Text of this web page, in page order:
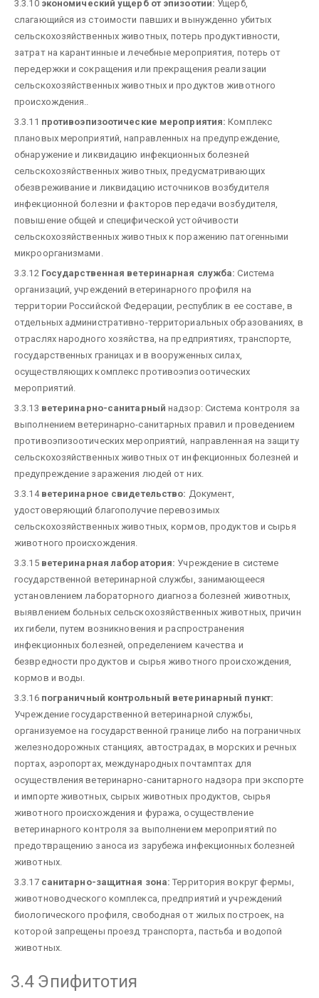
3.3.10экономический ущерб от эпизоотии: Ущерб,
слагающийся из стоимости павших и вынужденно убитых
сельскохозяйственных животных, потерь продуктивности,
затрат на карантинные и лечебные мероприятия, потерь от
передержки и сокращения или прекращения реализации
сельскохозяйственных животных и продуктов животного
происхождения..
3.3.11 противоэпизоотические мероприятия: Комплекс
плановых мероприятий, направленных на предупреждение,
обнаружение и ликвидацию инфекционных болезней
сельскохозяйственных животных, предусматривающих
обезвреживание и ликвидацию источников возбудителя
инфекционной болезни и факторов передачи возбудителя,
повышение общей и специфической устойчивости
сельскохозяйственных животных к поражению патогенными
микроорганизмами.
3.3.12Государственная ветеринарная служба: Система
организаций, учреждений ветеринарного профиля на
территории Российской Федерации, республик в ее составе, в
отдельных административно-территориальных образованиях, в
отраслях народного хозяйства, на предприятиях, транспорте,
государственных границах и в вооруженных силах,
осуществляющих комплекс противоэпизоотических
мероприятий.
3.3.13 ветеринарно-санитарный надзор: Система контроля за
выполнением ветеринарно-санитарных правил и проведением
противоэпизоотических мероприятий, направленная на защиту
сельскохозяйственных животных от инфекционных болезней и
предупреждение заражения людей от них.
3.3.14ветеринарное свидетельство: Документ,
удостоверяющий благополучие перевозимых
сельскохозяйственных животных, кормов, продуктов и сырья
животного происхождения.
3.3.15ветеринарная лаборатория: Учреждение в системе
государственной ветеринарной службы, занимающееся
установлением лабораторного диагноза болезней животных,
выявлением больных сельскохозяйственных животных, причин
их гибели, путем возникновения и распространения
инфекционных болезней, определением качества и
безвредности продуктов и сырья животного происхождения,
кормов и воды.
3.3.16пограничный контрольный ветеринарный пункт:
Учреждение государственной ветеринарной службы,
организуемое на государственной границе либо на пограничных
железнодорожных станциях, автострадах, в морских и речных
портах, аэропортах, международных почтамптах для
осуществления ветеринарно-санитарного надзора при экспорте
и импорте животных, сырых животных продуктов, сырья
животного происхождения и фуража, осуществление
ветеринарного контроля за выполнением мероприятий по
предотвращению заноса из зарубежа инфекционных болезней
животных.
3.3.17санитарно-защитная зона: Территория вокруг фермы,
животноводческого комплекса, предприятий и учреждений
биологического профиля, свободная от жилых построек, на
которой запрещены проезд транспорта, пастьба и водопой
животных.
3.4 Эпифитотия